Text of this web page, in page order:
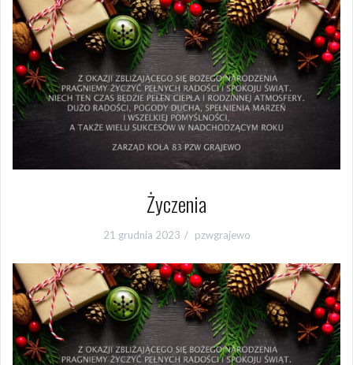
Życzenia
21 grudnia 2023 pzwgrajewo